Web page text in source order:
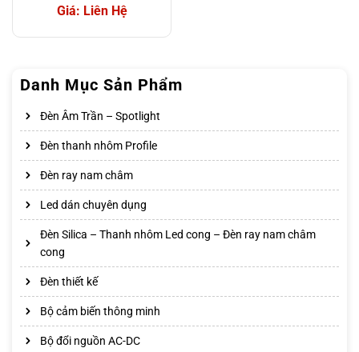
Danh Mục Sản Phẩm
Đèn Âm Trần – Spotlight
Đèn thanh nhôm Profile
Đèn ray nam châm
Led dán chuyên dụng
Đèn Silica – Thanh nhôm Led cong – Đèn ray nam châm
cong
Đèn thiết kế
Bộ cảm biến thông minh
Bộ đổi nguồn AC-DC
Giá: Liên Hệ